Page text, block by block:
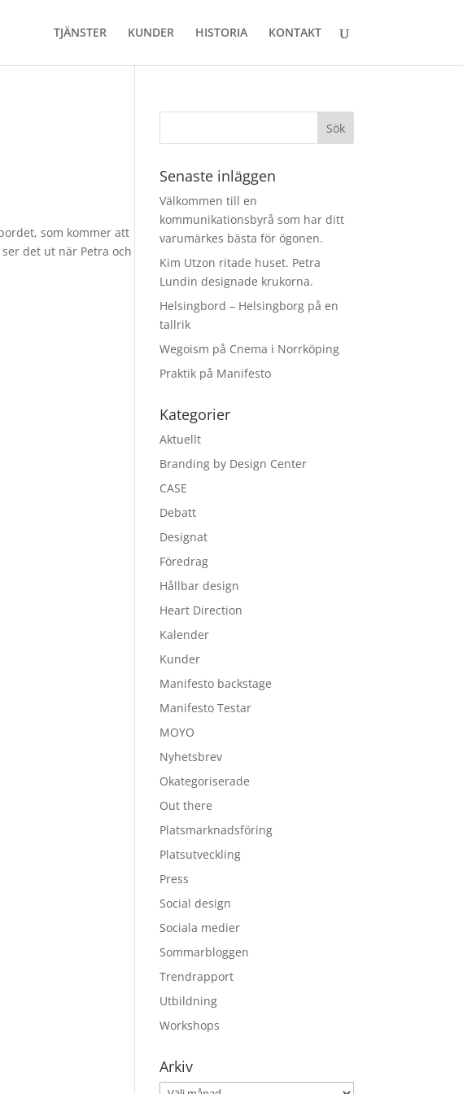
TJÄNSTER KUNDER HISTORIA KONTAKT
som kommer att
det ut när Petra och
Senaste inläggen
Välkommen till en
kommunikationsbyrå som har ditt
varumärkes bästa för ögonen.
Kim Utzon ritade huset. Petra
Lundin designade krukorna.
Helsingbord – Helsingborg på en
tallrik
Wegoism på Cnema i Norrköping
Praktik på Manifesto
Kategorier
Aktuellt
Branding by Design Center
CASE
Debatt
Designat
Föredrag
Hållbar design
Heart Direction
Kalender
Kunder
Manifesto backstage
Manifesto Testar
MOYO
Nyhetsbrev
Okategoriserade
Out there
Platsmarknadsföring
Platsutveckling
Press
Social design
Sociala medier
Sommarbloggen
Trendrapport
Utbildning
Workshops
Arkiv
Arkiv